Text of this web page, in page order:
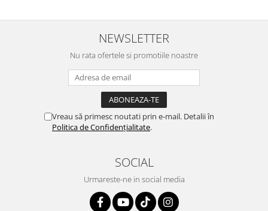
NEWSLETTER
Nu rata ofertele si promotiile noastre
Vreau să primesc noutati prin e-mail. Detalii în
Politica de Confidențialitate.
SOCIAL
Urmareste-ne in social media